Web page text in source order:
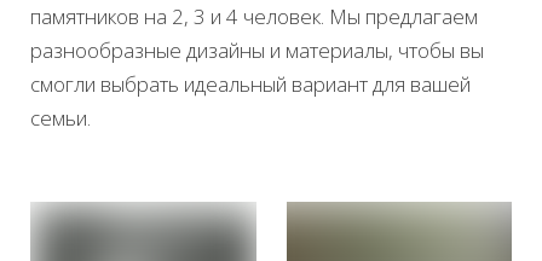
памятников на 2, 3 и 4 человек. Мы предлагаем
разнообразные дизайны и материалы, чтобы вы
смогли выбрать идеальный вариант для вашей
семьи.